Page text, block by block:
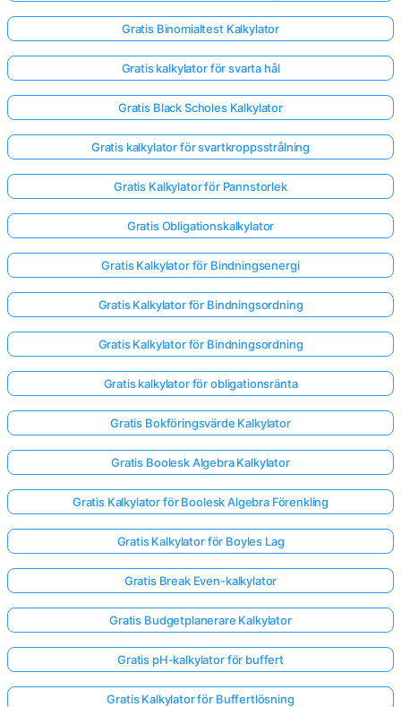
Gratis Binomialtest Kalkylator
Gratis kalkylator för svarta hål
Gratis Black Scholes Kalkylator
Gratis kalkylator för svartkroppsstrålning
Gratis Kalkylator för Pannstorlek
Gratis Obligationskalkylator
Gratis Kalkylator för Bindningsenergi
Gratis Kalkylator för Bindningsordning
Gratis Kalkylator för Bindningsordning
Gratis kalkylator för obligationsränta
Gratis Bokföringsvärde Kalkylator
Gratis Boolesk Algebra Kalkylator
Gratis Kalkylator för Boolesk Algebra Förenkling
Gratis Kalkylator för Boyles Lag
Gratis Break Even-kalkylator
Gratis Budgetplanerare Kalkylator
Gratis pH-kalkylator för buffert
Gratis Kalkylator för Buffertlösning